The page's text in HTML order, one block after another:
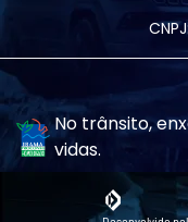
No trânsito,
vidas.